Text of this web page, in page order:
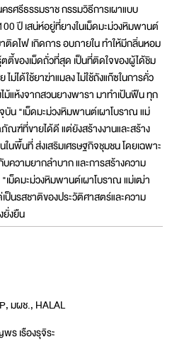
ศรีธรรมราช กรรมวิธีการเผาแบบ
ปี เสน่ห์อยู่ที่ยางในเม็ดมะม่วงหิมพานต์
ติดไฟ เกิดการ อบภายใน ทำให้มีกลิ่นหอม
ตี้ของเม็ดถั่วที่สุด เป็นที่ติดใจของผู้ได้ชิม
ม่ได้ใช้ยาฆ่าแมลง ไม่ใช้ถังแก๊ซในการคั่ว
ม้แห้งจากสวนยางพารา มาทำเป้นฟืน ทุก
น "เม็ดมะม่วงหิมพานต์เผาโบราณ แม่
ณฑ์ที่ขายได้ดี แต่ยังสร้างงานและสร้าง
นพื้นที่ ส่งเสริมเศรษฐกิจชุมชน โดยเฉพาะ
ความยากลำบาก และการสร้างความ
เม็ดมะม่วงหิมพานต์เผาโบราณ แม่เฒ่า
ป็นรสชาติของประวัติศาสตร์และความ
ยั่งยืน
มผช., HALAL
ร เรืองรุจิระ